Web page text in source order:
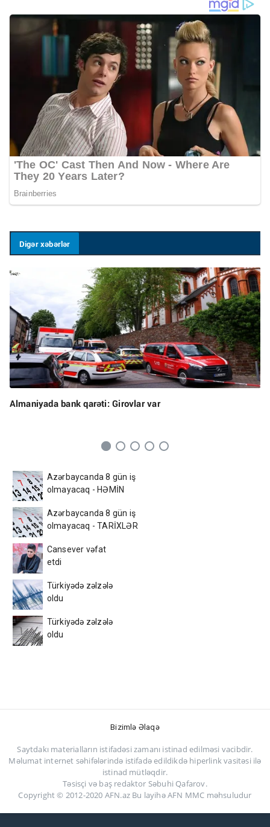
Digər xəbərlər
Almaniyada bank qarəti: Girovlar var
Azərbaycanda 8 gün iş
olmayacaq - HƏMİN
Azərbaycanda 8 gün iş
olmayacaq - TARİXLƏR
Cansever vəfat
etdi
Türkiyədə zəlzələ
oldu
Türkiyədə zəlzələ
oldu
Bizimlə Əlaqə
Saytdakı materialların istifadəsi zamanı istinad edilməsi vacibdir.
Məlumat internet səhifələrində istifadə edildikdə hiperlink vasitəsi ilə
istinad mütləqdir.
Təsisçi və baş redaktor Səbuhi Qafarov.
Copyright © 2012-2020 AFN.az Bu layihə AFN MMC məhsuludur